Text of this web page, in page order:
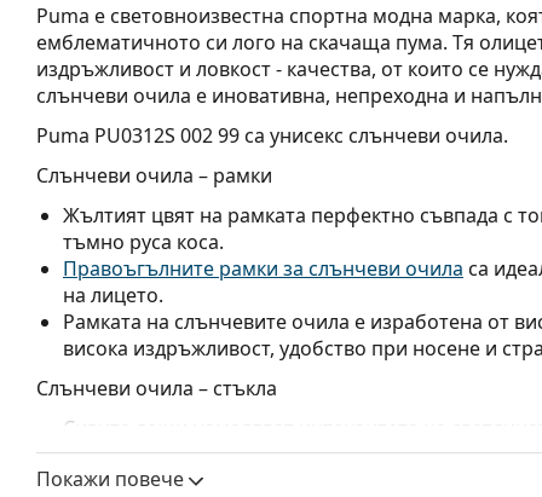
Puma е световноизвестна спортна модна марка,
емблематичното си лого на скачаща пума. Тя
издръжливост и ловкост - качества, от които се
слънчеви очила е иновативна, непреходна и
Puma PU0312S 002 99са унисекс слънчеви очила.
Слънчеви очила – рамки
Жълтият цвят на рамката перфектно съвпада с
тъмно руса коса.
Правоъгълните рамки за слънчеви очила са
на лицето.
Рамката на слънчевите очила е изработена от
висока издръжливост, удобство при носене и
Слънчеви очила – стъкла
Сивите лещи намаляват интензитета на
изкривяват цветовете.
Лещите са изработени от пластмаса, чиито
Покажи повече